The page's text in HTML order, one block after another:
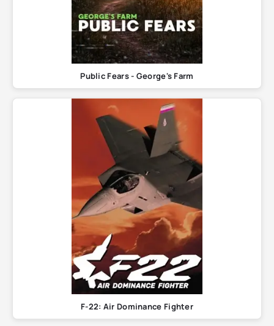
Public Fears - George's Farm
F-22: Air Dominance Fighter